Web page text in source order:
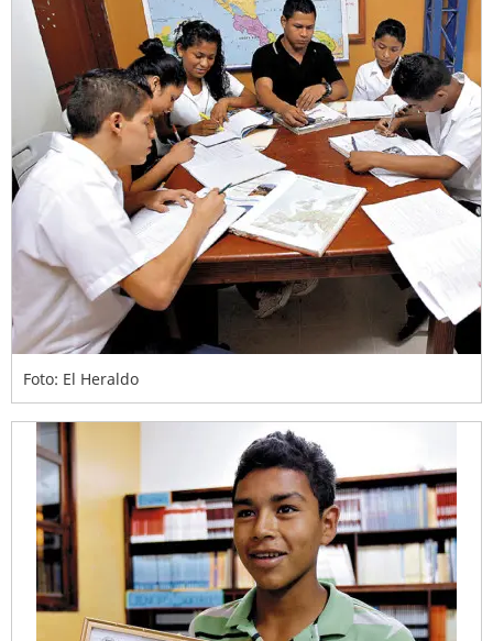
Foto: El Heraldo